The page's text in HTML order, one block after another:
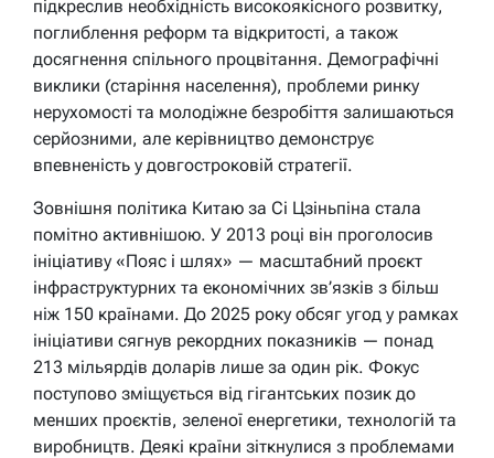
підкреслив необхідність високоякісного розвитку,
поглиблення реформ та відкритості, а також
досягнення спільного процвітання. Демографічні
виклики (старіння населення), проблеми ринку
нерухомості та молодіжне безробіття залишаються
серйозними, але керівництво демонструє
впевненість у довгостроковій стратегії.
Зовнішня політика Китаю за Сі Цзіньпіна стала
помітно активнішою. У 2013 році він проголосив
ініціативу «Пояс і шлях» — масштабний проєкт
інфраструктурних та економічних зв’язків з більш
ніж 150 країнами. До 2025 року обсяг угод у рамках
ініціативи сягнув рекордних показників — понад
213 мільярдів доларів лише за один рік. Фокус
поступово зміщується від гігантських позик до
менших проєктів, зеленої енергетики, технологій та
виробництв. Деякі країни зіткнулися з проблемами